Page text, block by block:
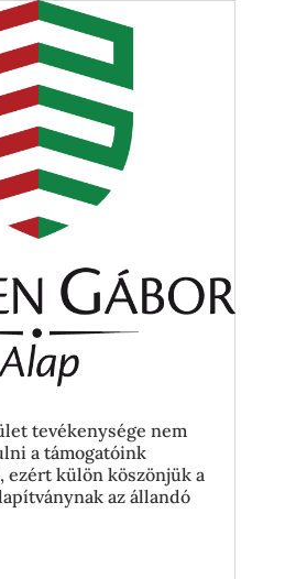
tevékenysége nem
a támogatóink
ezért külön köszönjük a
az állandó